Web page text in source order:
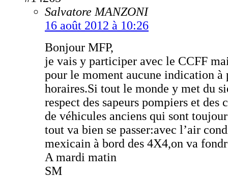
Salvatore MANZONI
16 août 2012 à 10:26
Bonjour MFP,
je vais y participer avec le CCFF
pour le moment aucune indication à
horaires.Si tout le monde y met du
respect des sapeurs pompiers et des
de véhicules anciens qui sont
tout va bien se passer:avec l’air
mexicain à bord des 4X4,on va
A mardi matin
SM